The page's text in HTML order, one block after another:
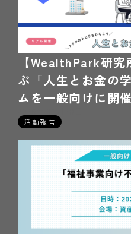
【WealthPark研
ぶ「人生とお金の
ムを一般向けに開催
活動報告